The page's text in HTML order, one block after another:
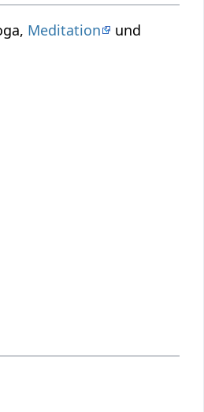
Meditation
und